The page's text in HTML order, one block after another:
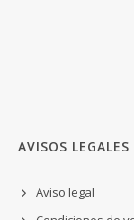
AVISOS LEGALES
Aviso legal